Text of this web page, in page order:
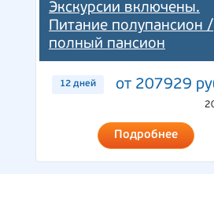
Экскурсии включены.
Питание полупансион /
полный пансион
12 дней от 207929
Подробнее